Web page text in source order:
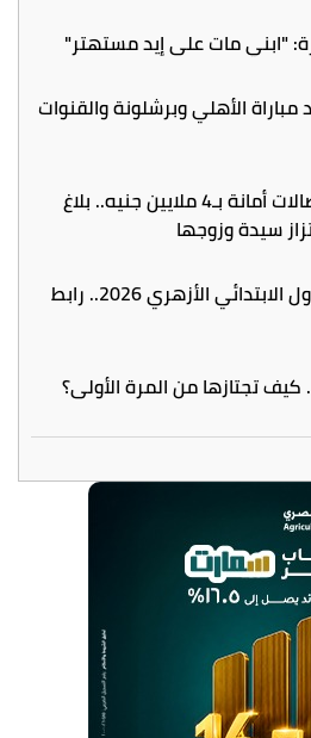
"ابني مات على إيد مستهتر"
مباراة الأهلي وبرشلونة والقنوات
التبرع بكليته مقابل إيصالات أمانة بـ4 ملايين جنيه.. بلاغ
سيدة وزوجها
نتيجة تنسيق الصف الأول الابتدائي الأزهري 2026.. رابط
كيف تجتازها من المرة الأولى؟